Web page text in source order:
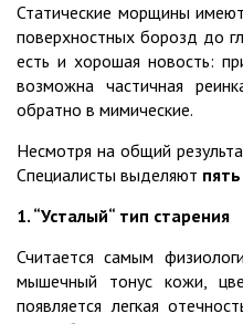
Статические морщины
поверхностных борозд до
есть и хорошая новость:
возможна частичная
обратно в мимические.
Несмотря на общий
Специалисты выделяют
1. “Усталый“ тип старения
Считается самым
мышечный тонус кожи,
появляется легкая